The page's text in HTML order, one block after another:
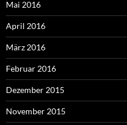
Mai 2016
April 2016
März 2016
Februar 2016
Dezember 2015
November 2015